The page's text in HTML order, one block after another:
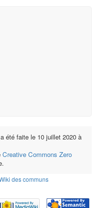
été faite le 10 juillet 2020 à
Creative Commons Zero
des communs